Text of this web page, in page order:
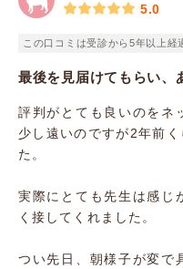
5.0
この口コミは受診から5年以上経
最後を見届けてもらい、
評判がとても良いのをネ
少し遠いのですが2年前
た。
実際にとても先生は感じ
く接してくれました。
つい先日、朝様子が変で